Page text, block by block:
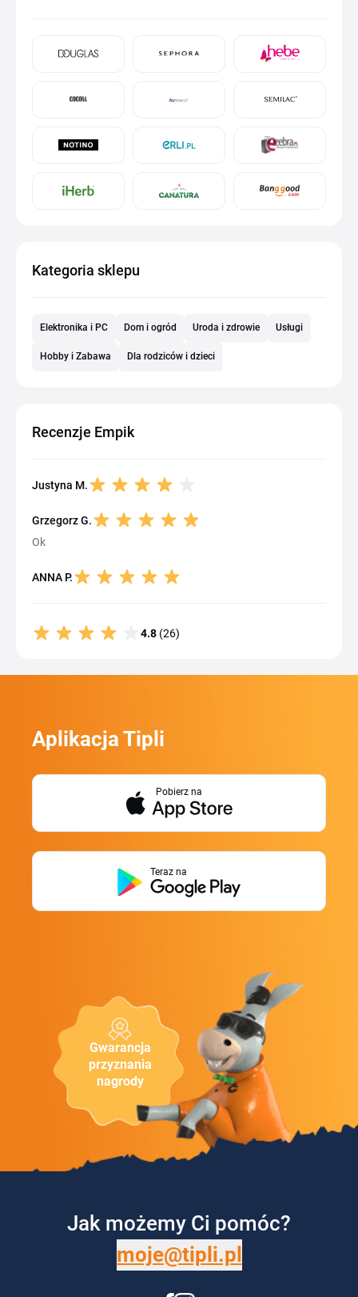
Kategoria sklepu
Elektronika i PC Dom i ogród Uroda i zdrowie Usługi
Hobby i Zabawa Dla rodziców i dzieci
Recenzje Empik
Justyna M.
Grzegorz G.
Ok
ANNA P.
4.8 (26)
Gwarancja
przyznania
nagrody
Aplikacja Tipli
Pobierz na
Teraz na
Jak możemy Ci pomóc?
moje@tipli.pl